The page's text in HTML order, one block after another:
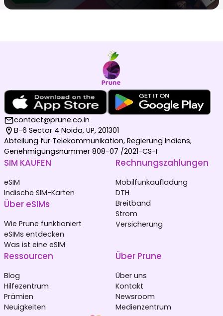
contact@prune.co.in
B-6 Sector 4 Noida, UP, 201301
Abteilung für Telekommunikation, Regierung Indiens,
Genehmigungsnummer 808-07 /2021-CS-I
SIM KAUFEN
eSIM
Indische SIM-Karten
Über eSIMs
Wie Prune funktioniert
eSIMs entdecken
Was ist eine eSIM
Rechnungszahlungen
Mobilfunkaufladung
DTH
Breitband
Strom
Versicherung
Ressourcen
Blog
Hilfezentrum
Prämien
Neuigkeiten
Über Prune
Über uns
Kontakt
Newsroom
Medienzentrum